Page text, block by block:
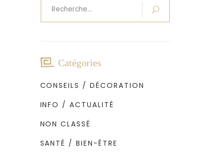
pour
Catégories
CONSEILS / DÉCORATION
INFO / ACTUALITÉ
NON CLASSÉ
SANTÉ / BIEN-ÊTRE